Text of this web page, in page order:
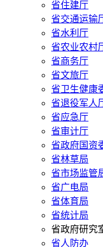
省住建厅
省交通运输
省水利厅
省农业农村
省商务厅
省文旅厅
省卫生健康
省退役军人
省应急厅
省审计厅
省政府国资
省林草局
省市场监管
省广电局
省体育局
省统计局
省政府研究
省人防办